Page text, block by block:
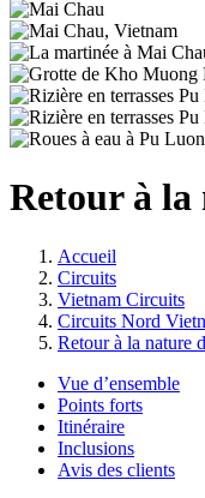
Retour à
Accueil
Circuits
Vietnam Circuits
Circuits Nord
Retour à la nature
Vue d’ensemble
Points forts
Itinéraire
Inclusions
Avis des clients